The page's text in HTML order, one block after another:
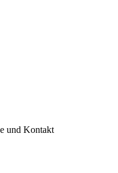
und Kontakt